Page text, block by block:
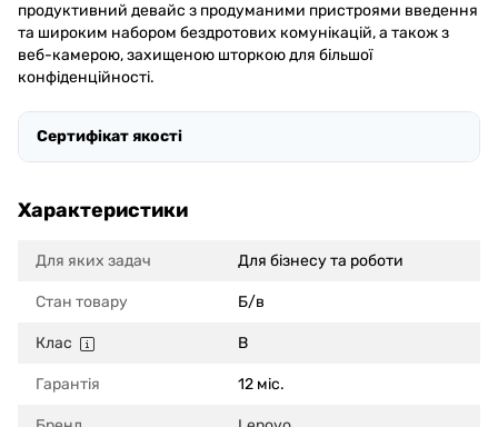
продуктивний девайс з продуманими пристроями введення
та широким набором бездротових комунікацій, а також з
веб-камерою, захищеною шторкою для більшої
конфіденційності.
Сертифікат якості
Характеристики
Для яких задач Для бізнесу та роботи
Стан товару Б/в
Клас B
Гарантія 12 міс.